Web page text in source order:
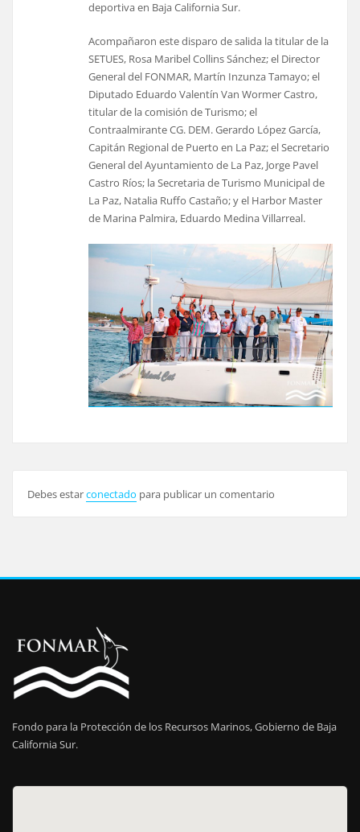
deportiva en Baja California Sur.
Acompañaron este disparo de salida la titular de la
SETUES, Rosa Maribel Collins Sánchez; el Director
General del FONMAR, Martín Inzunza Tamayo; el
Diputado Eduardo Valentín Van Wormer Castro,
titular de la comisión de Turismo; el
Contraalmirante CG. DEM. Gerardo López García,
Capitán Regional de Puerto en La Paz; el Secretario
General del Ayuntamiento de La Paz, Jorge Pavel
Castro Ríos; la Secretaria de Turismo Municipal de
La Paz, Natalia Ruffo Castaño; y el Harbor Master
de Marina Palmira, Eduardo Medina Villarreal.
Debes estarconectado para publicar un comentario
Fondo para la Protección de los Recursos Marinos, Gobierno de Baja
California Sur.